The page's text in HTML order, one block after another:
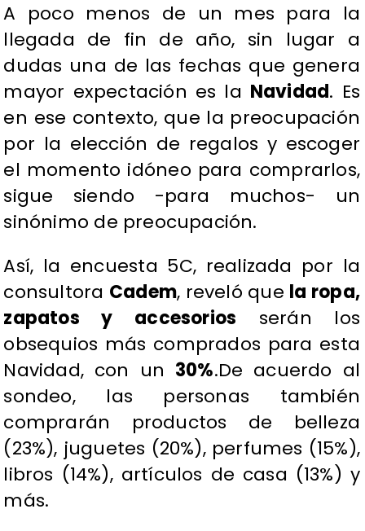
A poco menos de un mes para la
llegada de fin de año, sin lugar a
dudas una de las fechas que genera
mayor expectación es la Navidad. Es
en ese contexto, que la preocupación
por la elección de regalos y escoger
el momento idóneo para comprarlos,
sigue siendo -para muchos- un
sinónimo de preocupación.
Así, la encuesta 5C, realizada por la
consultora Cadem, reveló que la ropa,
zapatos y accesorios serán los
obsequios más comprados para esta
Navidad, con un 30%.De acuerdo al
sondeo, las personas también
comprarán productos de belleza
(23%), juguetes (20%), perfumes (15%),
libros (14%), artículos de casa (13%) y
más.